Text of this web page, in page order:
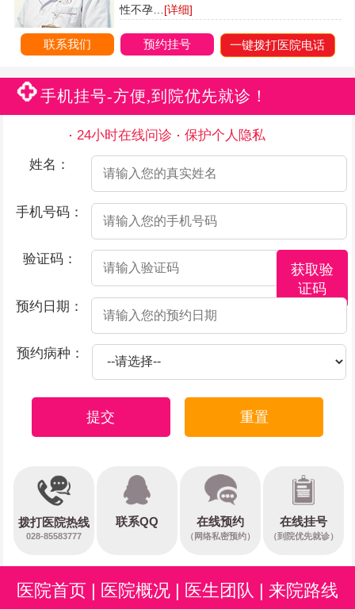
性不孕… [详细]
联系我们 预约挂号 一键拨打医院电话
手机挂号-方便,到院优先就诊！
24小时在线问诊
保护个人隐私
姓名：
手机号码：
验证码：
获取验
证码
预约日期：
预约病种：
提交 重置
拨打医院热线
028-85583777
联系QQ 在线预约
（网络私密预约）
在线挂号
（到院优先就诊）
医院首页 | 医院概况 | 医生团队 | 来院路线